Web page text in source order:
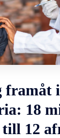
framåt
18
till 12